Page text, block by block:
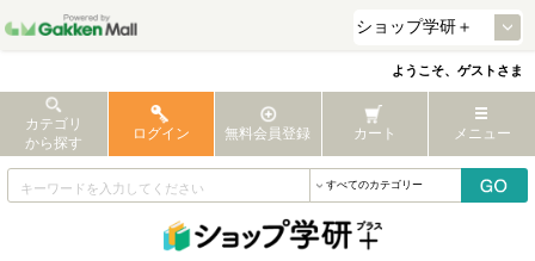
ようこそ、ゲストさま
カテゴリ
から探す
ログイン 無料会員登録 カート メニュー